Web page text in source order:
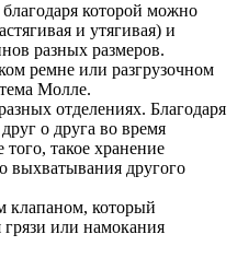
которой можно
и утягивая) и
разных размеров.
ремне или разгрузочном
Молле.
отделениях. Благодаря
о друга во время
такое хранение
выхватывания другого
клапаном, который
или намокания